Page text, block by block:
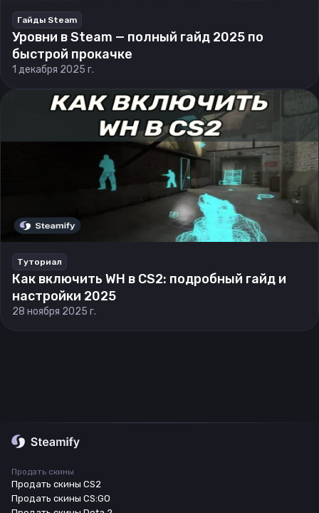
Гайды Steam
Уровни в Steam — полный гайд 2025 по
быстрой прокачке
1 декабря 2025 г.
Туториал
Как включить WH в CS2: подробный гайд и
настройки 2025
28 ноября 2025 г.
Продать скины
Продать скины CS2
Продать скины CS:GO